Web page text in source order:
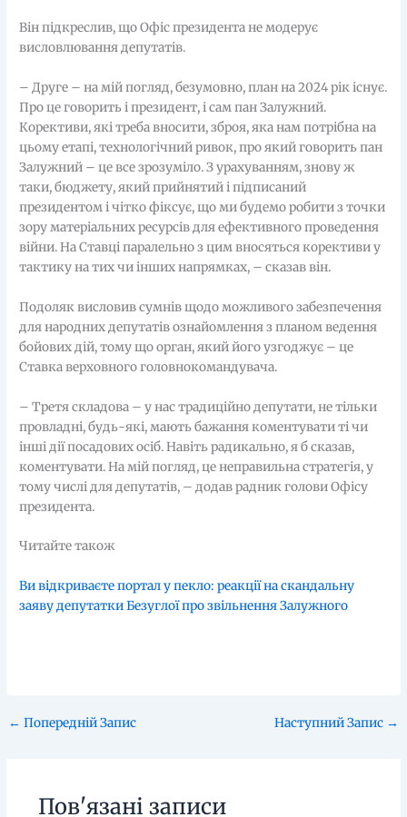
Він підкреслив, що Офіс президента не модерує
висловлювання депутатів.
– Друге – на мій погляд, безумовно, план на 2024 рік існує.
Про це говорить і президент, і сам пан Залужний.
Корективи, які треба вносити, зброя, яка нам потрібна на
цьому етапі, технологічний ривок, про який говорить пан
Залужний – це все зрозуміло. З урахуванням, знову ж
таки, бюджету, який прийнятий і підписаний
президентом і чітко фіксує, що ми будемо робити з точки
зору матеріальних ресурсів для ефективного проведення
війни. На Ставці паралельно з цим вносяться корективи у
тактику на тих чи інших напрямках, – сказав він.
Подоляк висловив сумнів щодо можливого забезпечення
для народних депутатів ознайомлення з планом ведення
бойових дій, тому що орган, який його узгоджує – це
Ставка верховного головнокомандувача.
– Третя складова – у нас традиційно депутати, не тільки
провладні, будь-які, мають бажання коментувати ті чи
інші дії посадових осіб. Навіть радикально, я б сказав,
коментувати. На мій погляд, це неправильна стратегія, у
тому числі для депутатів, – додав радник голови Офісу
президента.
Читайте також
Ви відкриваєте портал у пекло: реакції на скандальну
заяву депутатки Безуглої про звільнення Залужного
← Попередній Запис Наступний Запис →
Пов'язані записи